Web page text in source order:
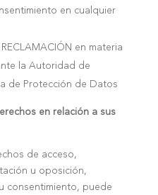
en cualquier
en materia
la Autoridad de
de Protección de Datos
en relación a sus
de acceso,
u oposición,
consentimiento, puede